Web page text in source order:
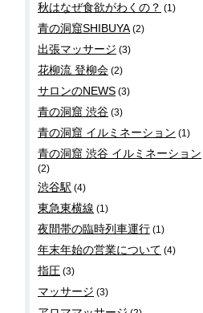
秋はなぜ食欲がわくの？ (1)
青の洞窟SHIBUYA(2)
出張マッサージ (3)
花柳流 登柳会 (2)
サロンのNEWS (3)
青の洞窟 渋谷 (3)
青の洞窟 イルミネーション (1)
青の洞窟 渋谷 イルミネーション
(2)
渋谷駅 (4)
東急東横線 (1)
夜間帯の臨時列車運行 (1)
年末年始の営業について (4)
指圧 (3)
マッサージ (3)